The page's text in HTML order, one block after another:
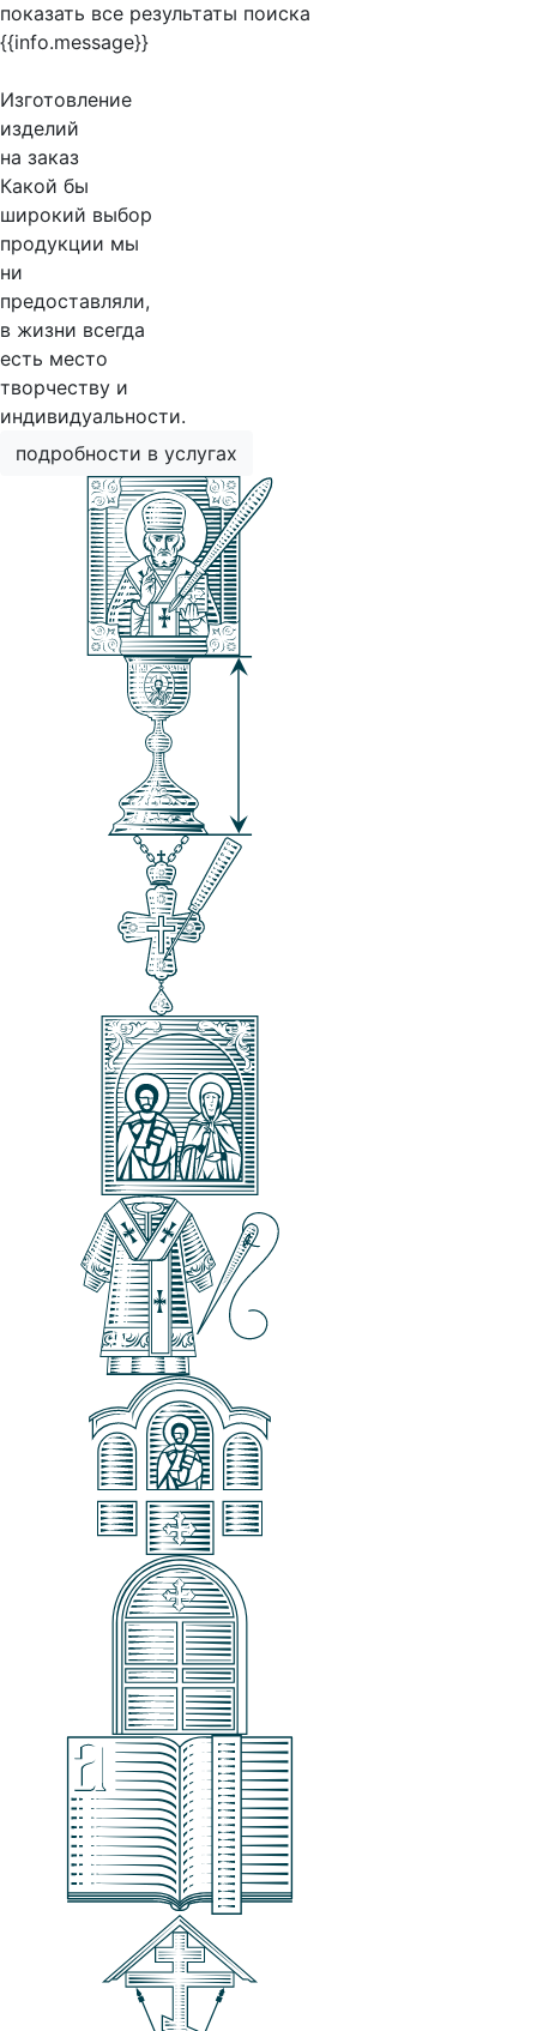
показать все результаты поиска
{{info.message}}
Изготовление
изделий
на заказ
Какой бы
широкий выбор
продукции мы
ни
предоставляли,
в жизни всегда
есть место
творчеству и
индивидуальности.
подробности в услугах